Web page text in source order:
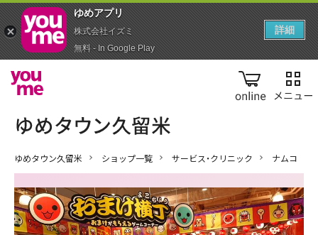
online
ゆめタウン久留米 ショップ一覧 サービス・クリニック ナムコ
ゆめアプ‪リ‬
株式会社イズミ
無料 - In Google Play
詳細